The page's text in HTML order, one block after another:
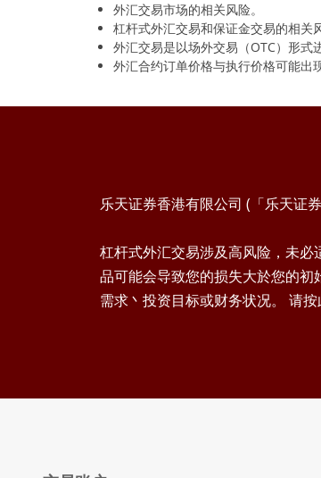
外汇交易市场的相关风险。
杠杆式外汇交易和保证金交易的相关
外汇交易是以场外交易（OTC）形式
外汇合约订单价格与执行价格可能出
乐天证券香港有限公司 (「乐天证
杠杆式外汇交易涉及高风险，未
品可能会导致您的损失大於您的
需求丶投资目标或财务状况。 请按